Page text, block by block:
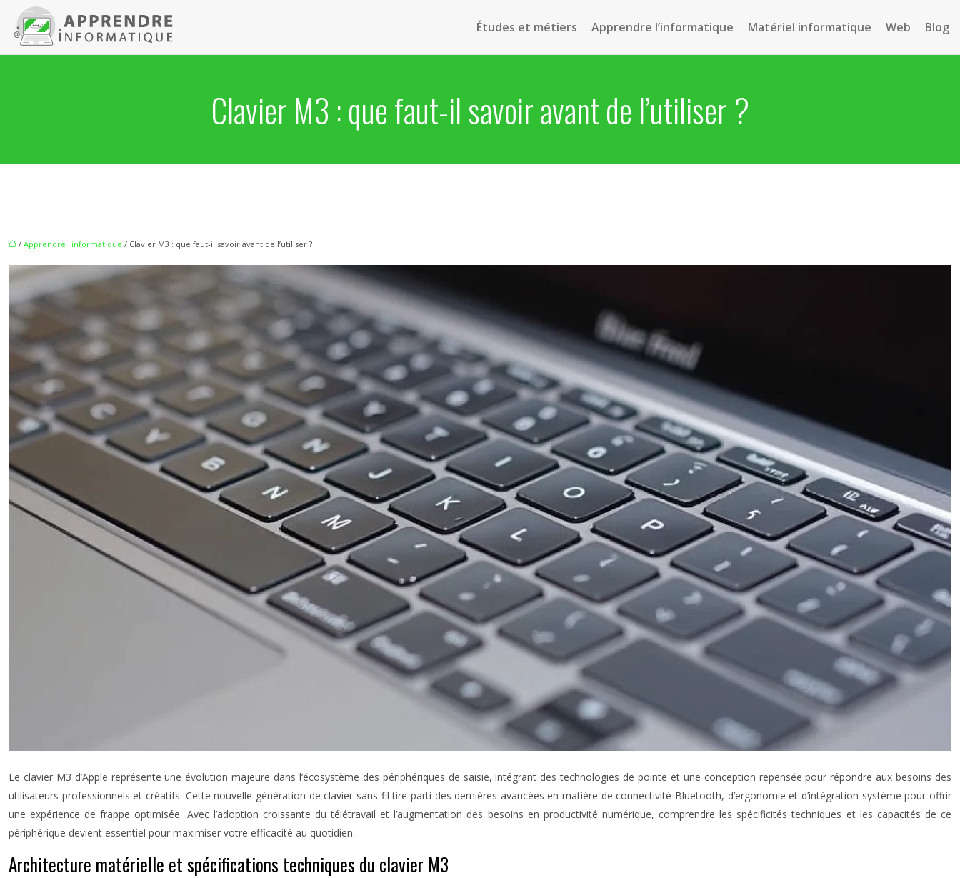
Études et métiers Apprendre l’informatique Matériel informatique Web Blog
Clavier M3 : que faut-il savoir avant de l’utiliser ?
/ Apprendre l'informatique / Clavier M3 : que faut-il savoir avant de l’utiliser ?
Le clavier M3 d’Apple représente une évolution majeure dans l’écosystème des périphériques de saisie, intégrant des technologies de pointe et une conception repensée pour répondre aux besoins des
utilisateurs professionnels et créatifs. Cette nouvelle génération de clavier sans fil tire parti des dernières avancées en matière de connectivité Bluetooth, d’ergonomie et d’intégration système pour offrir
une expérience de frappe optimisée. Avec l’adoption croissante du télétravail et l’augmentation des besoins en productivité numérique, comprendre les spécificités techniques et les capacités de ce
périphérique devient essentiel pour maximiser votre efficacité au quotidien.
Architecture matérielle et spécifications techniques du clavier M3